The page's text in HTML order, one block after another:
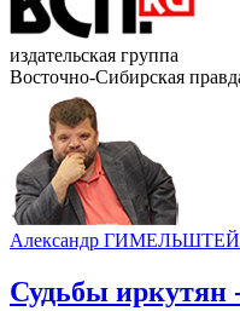
издательская группа
Восточно-Сибирская
Александр
Судьбы иркутян